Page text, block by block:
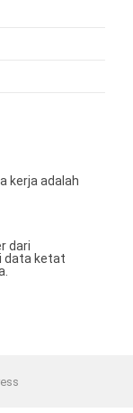
kerja adalah
dari
data ketat